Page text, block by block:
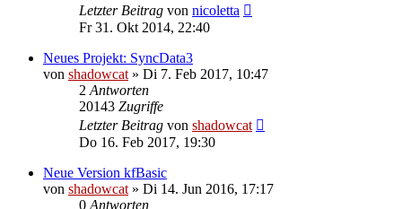
Letzter Beitrag von nicoletta
Fr 31. Okt 2014, 22:40
Neues Projekt: SyncData3
von shadowcat » Di 7. Feb 2017, 10:47
2 Antworten
20143 Zugriffe
Letzter Beitrag von shadowcat
Do 16. Feb 2017, 19:30
Neue Version kfBasic
von shadowcat » Di 14. Jun 2016, 17:17
0 Antworten